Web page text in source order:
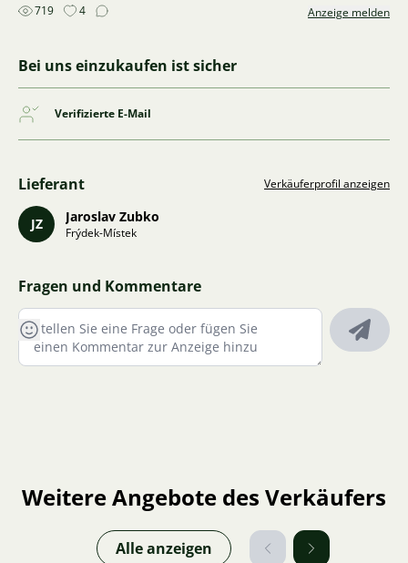
719 4 Anzeige melden
Bei uns einzukaufen ist sicher
Verifizierte E-Mail
Lieferant Verkäuferprofil anzeigen
JZ Jaroslav Zubko
Frýdek-Místek
Fragen und Kommentare
Weitere Angebote des Verkäufers
Alle anzeigen